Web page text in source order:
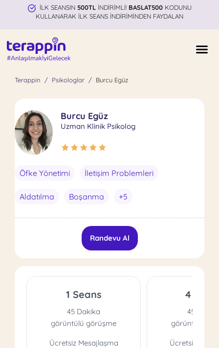
İLK SEANSIN 500TLİNDİRİMLİ! BASLAT500KODUNU
KULLANARAK İLK SEANS İNDİRİMİNDEN FAYDALAN
Terappin Psikologlar Burcu Egüz
Burcu Egüz
Uzman Klinik Psikolog
Öfke Yönetimi İletişim Problemleri
Aldatılma Boşanma +5
Randevu Al
1 Seans
45 Dakika
görüntülü görüşme
Ücretsiz Mesajlaşma
4
45
görüntülü
Ücretsiz